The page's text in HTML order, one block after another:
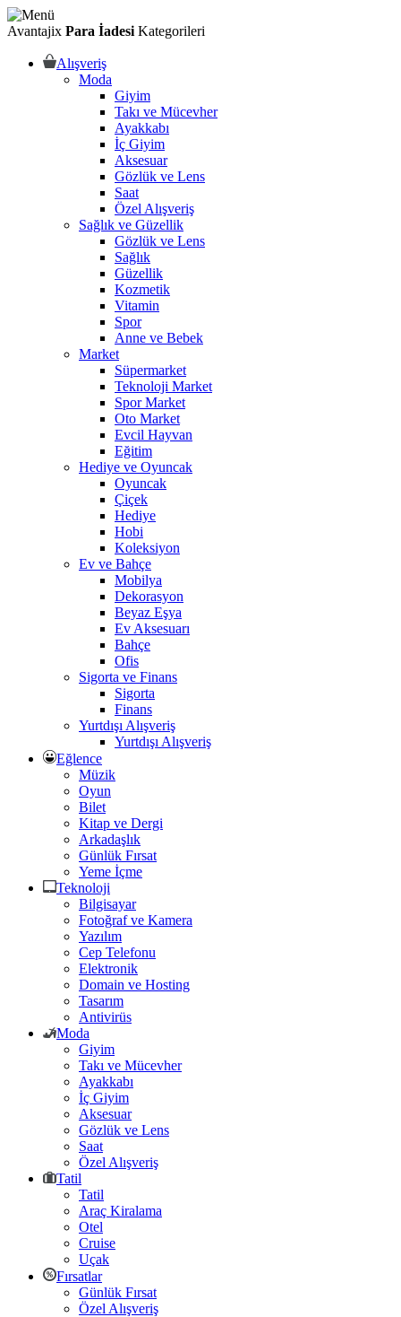
Avantajix Para İadesi Kategorileri
Alışveriş
Moda
Giyim
Takı ve Mücevher
Ayakkabı
İç Giyim
Aksesuar
Gözlük ve Lens
Saat
Özel Alışveriş
Sağlık ve Güzellik
Gözlük ve Lens
Sağlık
Güzellik
Kozmetik
Vitamin
Spor
Anne ve Bebek
Market
Süpermarket
Teknoloji Market
Spor Market
Oto Market
Evcil Hayvan
Eğitim
Hediye ve Oyuncak
Oyuncak
Çiçek
Hediye
Hobi
Koleksiyon
Ev ve Bahçe
Mobilya
Dekorasyon
Beyaz Eşya
Ev Aksesuarı
Bahçe
Ofis
Sigorta ve Finans
Sigorta
Finans
Yurtdışı Alışveriş
Yurtdışı Alışveriş
Eğlence
Müzik
Oyun
Bilet
Kitap ve Dergi
Arkadaşlık
Günlük Fırsat
Yeme İçme
Teknoloji
Bilgisayar
Fotoğraf ve Kamera
Yazılım
Cep Telefonu
Elektronik
Domain ve Hosting
Tasarım
Antivirüs
Moda
Giyim
Takı ve Mücevher
Ayakkabı
İç Giyim
Aksesuar
Gözlük ve Lens
Saat
Özel Alışveriş
Tatil
Tatil
Araç Kiralama
Otel
Cruise
Uçak
Fırsatlar
Günlük Fırsat
Özel Alışveriş